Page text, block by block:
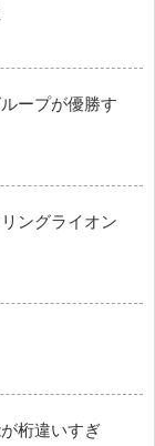
ープが優勝す
ングライオン
桁違いすぎ